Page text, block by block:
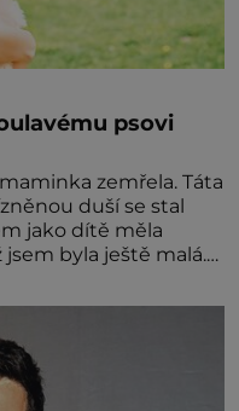
psovi
zemřela. Táta
duší se stal
jako dítě měla
byla ještě malá.
do školy u nás na